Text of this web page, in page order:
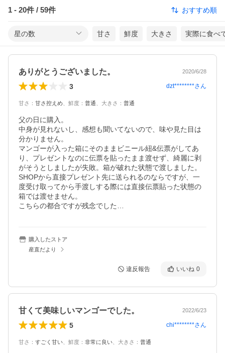
1 - 20件 / 59件 おすすめ順
星の数 甘さ 鮮度 大きさ 実際に食べ
ありがとうございました。 2020/6/28
3 dzt********さん
甘さ ： 甘さ控えめ 鮮度 ： 普通 大きさ ： 普通
父の日に購入。
中身が見れないし、感想も聞いてないので、味や見た目は
分かりません。
マンゴーが入った箱にそのままビニール紐&伝票がしてあ
り、プレゼントなのに伝票を貼ったまま渡せず、綺麗に剥
がそうとしましたが失敗。箱が破れた状態で渡しました。
SHOPから直接プレゼント先に送られるのならですが、一
度受け取ってから手渡しする際には直接伝票貼った状態の
箱では渡せません。
こちらの都合ですが残念でした…
購入したストア
産直だより
違反報告 いいね 0
甘くて美味しいマンゴーでした。 2022/6/23
5 chi********さん
甘さ ： すごく甘い 鮮度 ： 非常に良い 大きさ ： 普通